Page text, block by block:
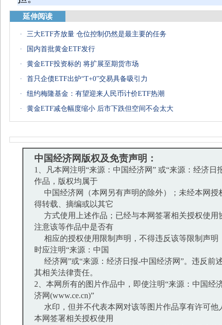
延伸阅读
·
三大ETF齐放量 仓位控制仍然是最主要的任务
·
国内首批黄金ETF发行
·
黄金ETF投资标的 将扩展至期货市场
·
首只企债ETF出炉“T+0”交易具备吸引力
·
纽约梅隆基金：有望迎来人民币计价ETF热潮
·
黄金ETF减仓幅度缩小 后市下跌但空间不会太大
中国经济网版权及免责声明：
1、凡本网注明“来源：中国经济网” 或“来源：经济日
作品，版权均属于
中国经济网（本网另有声明的除外）；未经本网授
得转载、摘编或以其它
方式使用上述作品；已经与本网签署相关授权使用
注意该等作品中是否有
相应的授权使用限制声明，不得违反该等限制声明
时应注明“来源：中国
经济网”或“来源：经济日报-中国经济网”。违反前
其相关法律责任。
2、本网所有的图片作品中，即使注明“来源：中国经
济网(www.ce.cn)”
水印，但并不代表本网对该等图片作品享有许可他
本网签署相关授权使用